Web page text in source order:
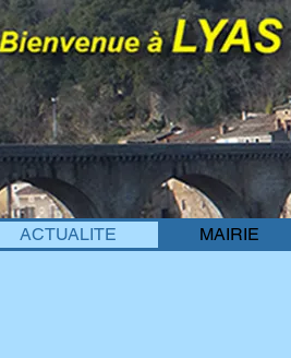
ACTUALITE MAIRIE